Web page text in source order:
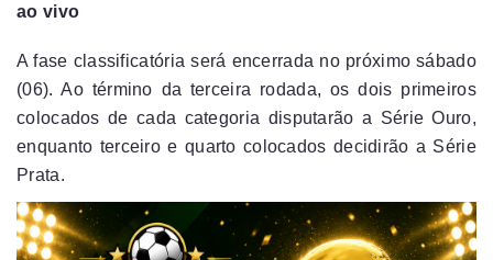
ao vivo
A fase classificatória será encerrada no próximo sábado
(06). Ao término da terceira rodada, os dois primeiros
colocados de cada categoria disputarão a Série Ouro,
enquanto terceiro e quarto colocados decidirão a Série
Prata.